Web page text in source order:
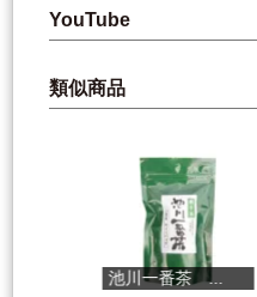
YouTube
類似商品
池川一番茶 ... 純米